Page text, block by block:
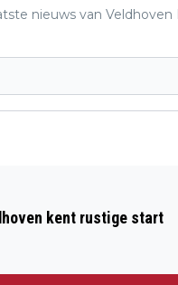
nieuws van Veldhoven
ALS
MET VIJF
kent rustige start